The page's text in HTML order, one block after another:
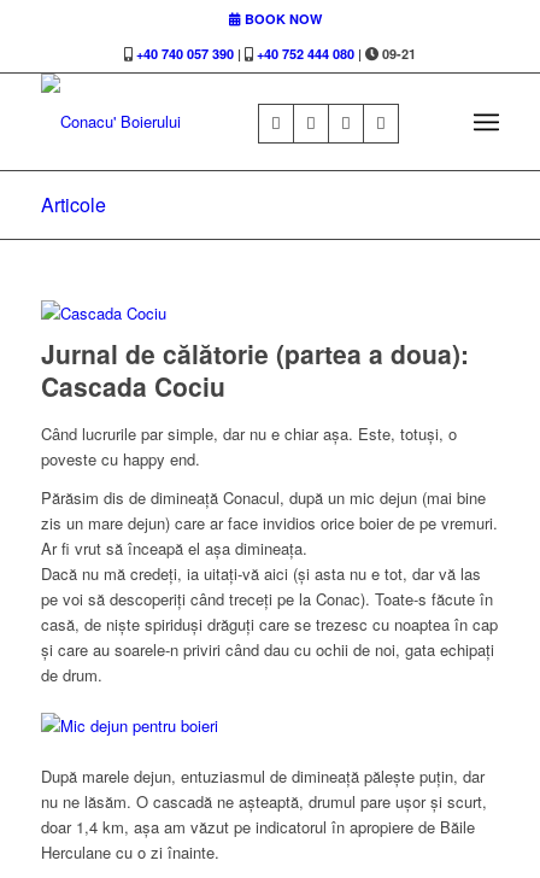
BOOK NOW
+40 740 057 390| +40 752 444 080| 09-21
Articole
Jurnal de călătorie (partea a doua):
Cascada Cociu
Când lucrurile par simple, dar nu e chiar așa. Este, totuși, o
poveste cu happy end.
Părăsim dis de dimineață Conacul, după un mic dejun (mai bine
zis un mare dejun) care ar face invidios orice boier de pe vremuri.
Ar fi vrut să înceapă el așa dimineața.
Dacă nu mă credeți, ia uitați-vă aici (și asta nu e tot, dar vă las
pe voi să descoperiți când treceți pe la Conac). Toate-s făcute în
casă, de niște spiriduși drăguți care se trezesc cu noaptea în cap
și care au soarele-n priviri când dau cu ochii de noi, gata echipați
de drum.
După marele dejun, entuziasmul de dimineață pălește puțin, dar
nu ne lăsăm. O cascadă ne așteaptă, drumul pare ușor și scurt,
doar 1,4 km, așa am văzut pe indicatorul în apropiere de Băile
Herculane cu o zi înainte.